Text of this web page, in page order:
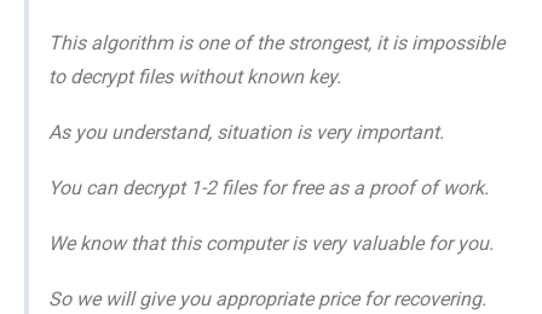
This algorithm is one of the strongest, it is impossible
to decrypt files without known key.
As you understand, situation is very important.
You can decrypt 1-2 files for free as a proof of work.
We know that this computer is very valuable for you.
So we will give you appropriate price for recovering.